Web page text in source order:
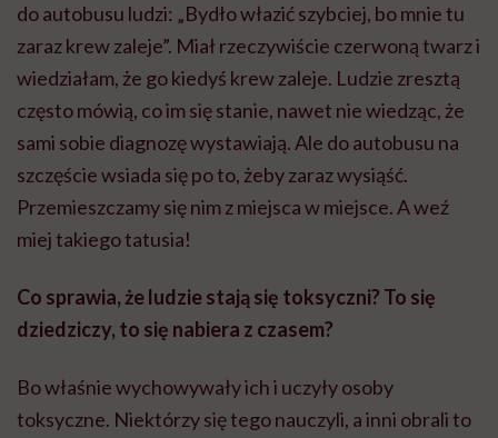
do autobusu ludzi: „Bydło włazić szybciej, bo mnie tu
zaraz krew zaleje”. Miał rzeczywiście czerwoną twarz i
wiedziałam, że go kiedyś krew zaleje. Ludzie zresztą
często mówią, co im się stanie, nawet nie wiedząc, że
sami sobie diagnozę wystawiają. Ale do autobusu na
szczęście wsiada się po to, żeby zaraz wysiąść.
Przemieszczamy się nim z miejsca w miejsce. A weź
miej takiego tatusia!
Co sprawia, że ludzie stają się toksyczni? To się
dziedziczy, to się nabiera z czasem?
Bo właśnie wychowywały ich i uczyły osoby
toksyczne. Niektórzy się tego nauczyli, a inni obrali to